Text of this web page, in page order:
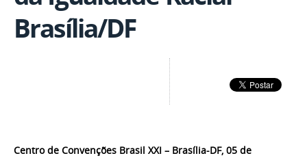
Brasília/DF
Centro de Convenções Brasil XXI – Brasília-DF, 05 de